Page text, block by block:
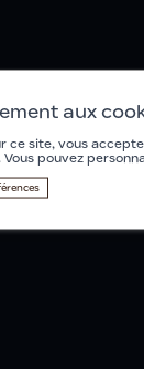
aux
ce site, vous
pouvez